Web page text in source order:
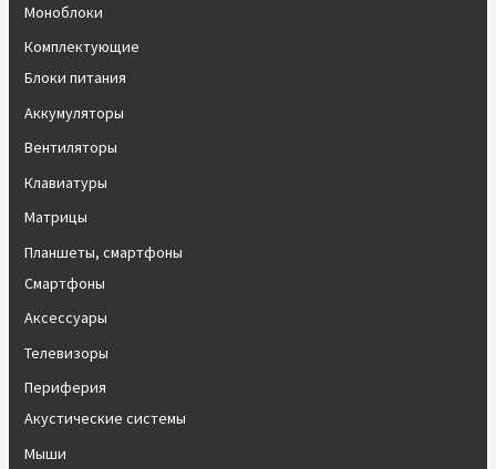
Моноблоки
Комплектующие
Блоки питания
Аккумуляторы
Вентиляторы
Клавиатуры
Матрицы
Планшеты, смартфоны
Смартфоны
Аксессуары
Телевизоры
Периферия
Акустические системы
Мыши